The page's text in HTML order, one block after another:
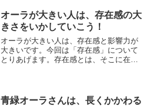
オーラが大きい人は、存在感の大
きさをいかしていこう！
オーラが大きい人は、存在感と影響力が
大きいです。今回は「存在感」について
とりあげます。存在感とは、そこに在る
青緑オーラさんは、長くかかわる